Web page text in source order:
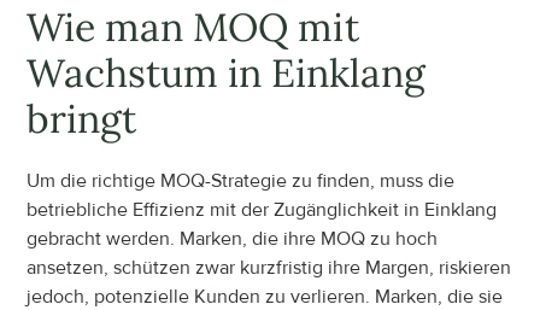
Wie man MOQ mit
Wachstum in Einklang
bringt
Um die richtige MOQ-Strategie zu finden, muss die
betriebliche Effizienz mit der Zugänglichkeit in Einklang
gebracht werden. Marken, die ihre MOQ zu hoch
ansetzen, schützen zwar kurzfristig ihre Margen, riskieren
jedoch, potenzielle Kunden zu verlieren. Marken, die sie